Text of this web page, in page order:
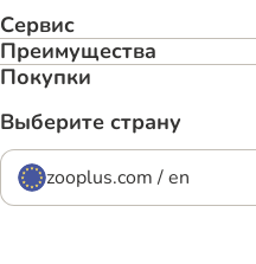
Сервис
Преимуществa
Покупки
Выберите страну
zooplus.com / en